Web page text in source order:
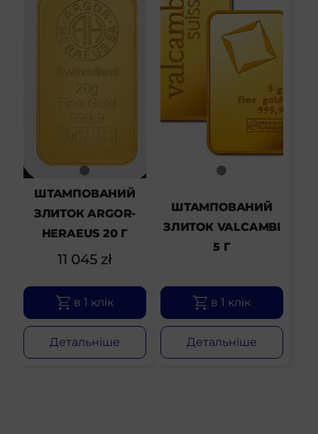
ШТАМПОВАНИЙ
ЗЛИТОК ARGOR-
HERAEUS 20 Г
11 045 zł
в 1 клік
Детальніше
ШТАМПОВАНИЙ
ЗЛИТОК VALCAMBI
5 Г
в 1 клік
Детальніше